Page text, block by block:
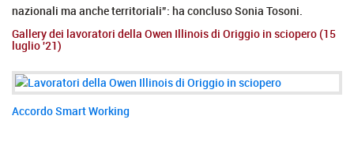
nazionali ma anche territoriali”: ha concluso Sonia Tosoni.
Gallery dei lavoratori della Owen Illinois di Origgio in sciopero (15
luglio '21)
Accordo Smart Working